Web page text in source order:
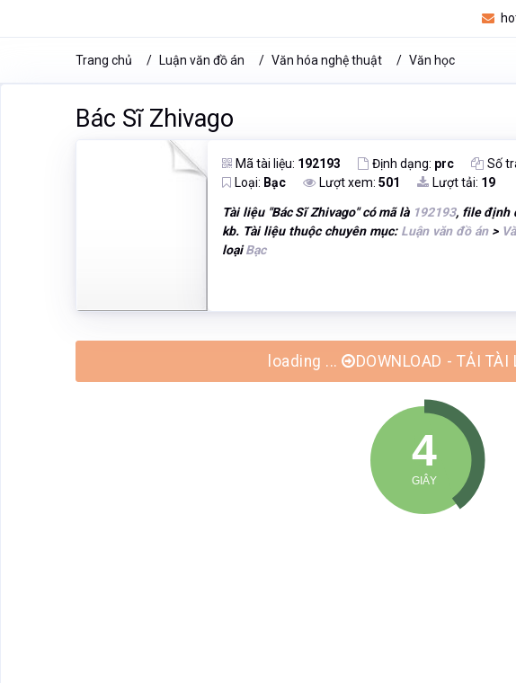
Trang chủ Luận văn đồ án Văn hóa nghệ thuật Văn học
Bác Sĩ Zhivago
Mã tài liệu: 192193 Định dạng: prc Số
Loại: Bạc Lượt xem:501 Lượt tải: 19
Tài liệu "Bác Sĩ Zhivago" có mã là 192193, file định
kb. Tài liệu thuộc chuyên mục: Luận văn đồ án>
loạiBạc
loading ... DOWNLOAD - TẢI TÀI